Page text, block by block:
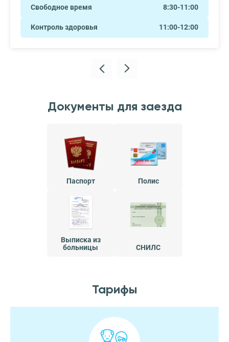
Свободное время 8:30-11:00
Контроль здоровья 11:00-12:00
Документы для заезда
Паспорт Полис
Выписка из
больницы
СНИЛС
Тарифы